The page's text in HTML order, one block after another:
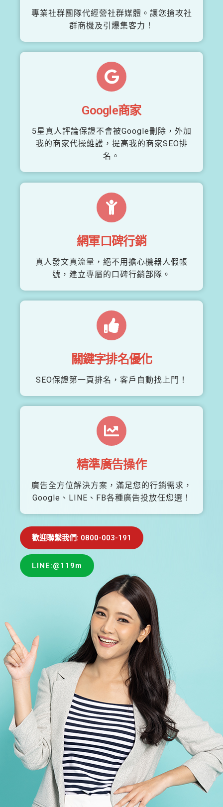
專業社群團隊代經營社群媒體。讓您搶攻社
群商機及引爆集客力！
Google商家
5星真人評論保證不會被Google刪除，外加
我的商家代操維護，提高我的商家SEO排
名。
網軍口碑行銷
真人發文真流量，絕不用擔心機器人假帳
號，建立專屬的口碑行銷部隊。
關鍵字排名優化
SEO保證第一頁排名，客戶自動找上門！
精準廣告操作
廣告全方位解決方案，滿足您的行銷需求，
Google、LINE、FB各種廣告投放任您選！
歡迎聯繫我們: 0800-003-191
LINE:@119m